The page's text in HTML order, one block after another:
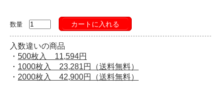
数量 カートに入れる
入数違いの商品
・ 500枚入 11,594円
・ 1000枚入 23,281円（送料無料）
・ 2000枚入 42,900円（送料無料）